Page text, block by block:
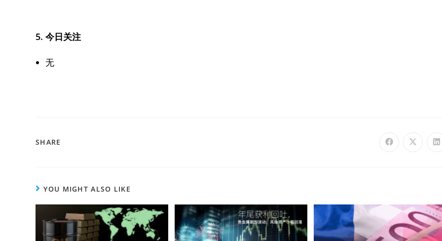
5. 今日关注
无
SHARE
YOU MIGHT ALSO LIKE